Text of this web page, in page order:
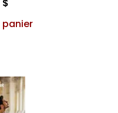
$